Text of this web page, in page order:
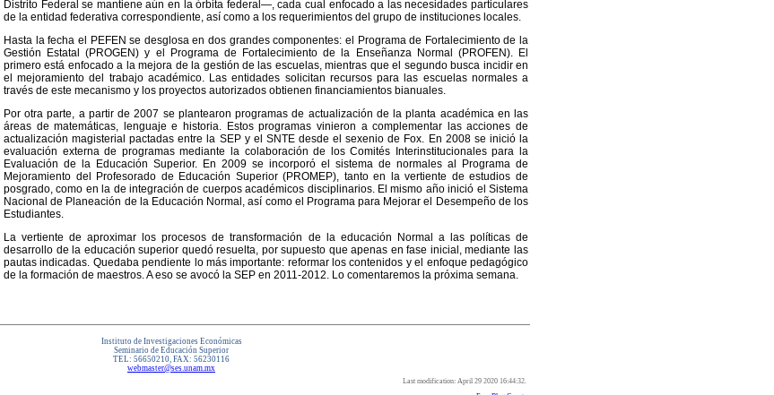
Distrito Federal se mantiene aún en la órbita federal—, cada cual enfocado a las necesidades particulares
de la entidad federativa correspondiente, así como a los requerimientos del grupo de instituciones locales.
Hasta la fecha el PEFEN se desglosa en dos grandes componentes: el Programa de Fortalecimiento de la
Gestión Estatal (PROGEN) y el Programa de Fortalecimiento de la Enseñanza Normal (PROFEN). El
primero está enfocado a la mejora de la gestión de las escuelas, mientras que el segundo busca incidir en
el mejoramiento del trabajo académico. Las entidades solicitan recursos para las escuelas normales a
través de este mecanismo y los proyectos autorizados obtienen financiamientos bianuales.
Por otra parte, a partir de 2007 se plantearon programas de actualización de la planta académica en las
áreas de matemáticas, lenguaje e historia. Estos programas vinieron a complementar las acciones de
actualización magisterial pactadas entre la SEP y el SNTE desde el sexenio de Fox. En 2008 se inició la
evaluación externa de programas mediante la colaboración de los Comités Interinstitucionales para la
Evaluación de la Educación Superior. En 2009 se incorporó el sistema de normales al Programa de
Mejoramiento del Profesorado de Educación Superior (PROMEP), tanto en la vertiente de estudios de
posgrado, como en la de integración de cuerpos académicos disciplinarios. El mismo año inició el Sistema
Nacional de Planeación de la Educación Normal, así como el Programa para Mejorar el Desempeño de los
Estudiantes.
La vertiente de aproximar los procesos de transformación de la educación Normal a las políticas de
desarrollo de la educación superior quedó resuelta, por supuesto que apenas en fase inicial, mediante las
pautas indicadas. Quedaba pendiente lo más importante: reformar los contenidos y el enfoque pedagógico
de la formación de maestros. A eso se avocó la SEP en 2011-2012. Lo comentaremos la próxima semana.
Instituto de Investigaciones Económicas
Seminario de Educación Superior
TEL: 56650210, FAX: 56230116
webmaster@ses.unam.mx
Last modification: April 29 2020 16:44:32.